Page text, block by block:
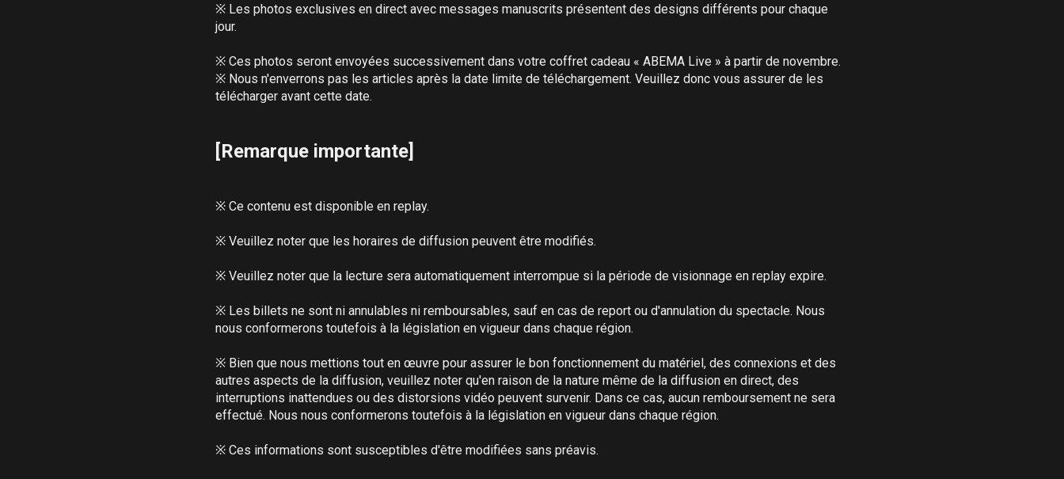
※ Les photos exclusives en direct avec messages manuscrits présentent des designs différents pour chaque
jour.
※ Ces photos seront envoyées successivement dans votre coffret cadeau « ABEMA Live » à partir de novembre.
※ Nous n'enverrons pas les articles après la date limite de téléchargement. Veuillez donc vous assurer de les
télécharger avant cette date.
[Remarque importante]
※ Ce contenu est disponible en replay.
※ Veuillez noter que les horaires de diffusion peuvent être modifiés.
※ Veuillez noter que la lecture sera automatiquement interrompue si la période de visionnage en replay expire.
※ Les billets ne sont ni annulables ni remboursables, sauf en cas de report ou d'annulation du spectacle. Nous
nous conformerons toutefois à la législation en vigueur dans chaque région.
※ Bien que nous mettions tout en œuvre pour assurer le bon fonctionnement du matériel, des connexions et des
autres aspects de la diffusion, veuillez noter qu'en raison de la nature même de la diffusion en direct, des
interruptions inattendues ou des distorsions vidéo peuvent survenir. Dans ce cas, aucun remboursement ne sera
effectué. Nous nous conformerons toutefois à la législation en vigueur dans chaque région.
※ Ces informations sont susceptibles d'être modifiées sans préavis.